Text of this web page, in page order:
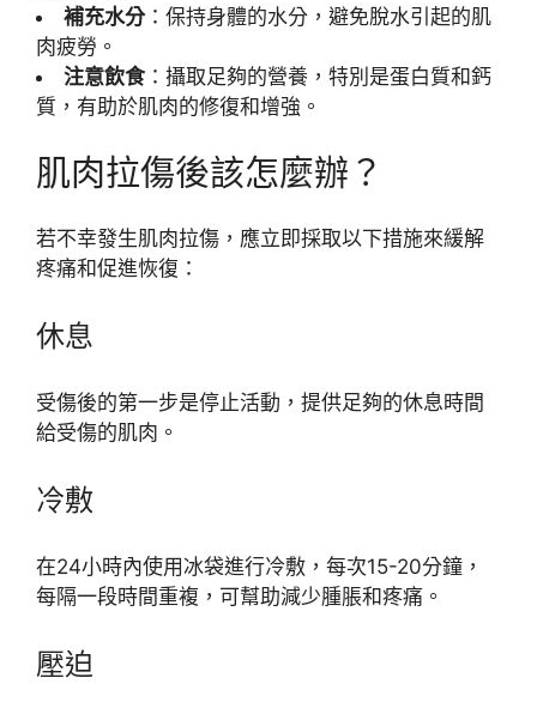
補充水分：保持身體的水分，避免脫水引起的肌
肉疲勞。
注意飲食：攝取足夠的營養，特別是蛋白質和鈣
質，有助於肌肉的修復和增強。
肌肉拉傷後該怎麼辦？
若不幸發生肌肉拉傷，應立即採取以下措施來緩解
疼痛和促進恢復：
休息
受傷後的第一步是停止活動，提供足夠的休息時間
給受傷的肌肉。
冷敷
在24小時內使用冰袋進行冷敷，每次15-20分鐘，
每隔一段時間重複，可幫助減少腫脹和疼痛。
壓迫